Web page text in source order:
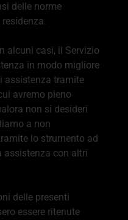
delle norme
alcuni casi, il Servizio
in modo migliore
assistenza tramite
avremo pieno
non si desideri
a non
lo strumento ad
assistenza con altri
delle presenti
essere ritenute